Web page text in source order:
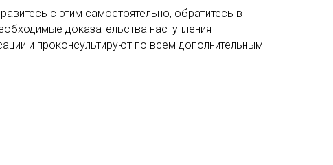
с этим самостоятельно, обратитесь в
доказательства наступления
и проконсультируют по всем дополнительным